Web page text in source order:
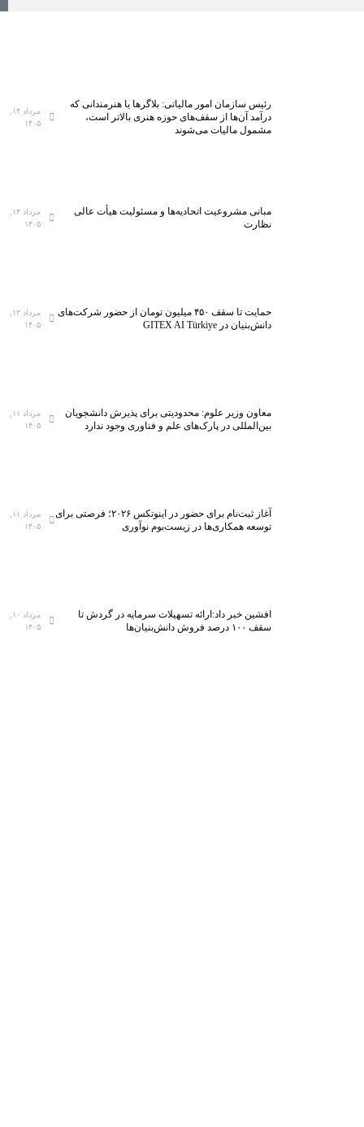
رئیس سازمان امور مالیاتی: بلاگر‌ها یا هنرمندانی که
درآمد آن‌ها از سقف‌های حوزه هنری بالاتر است،
مشمول مالیات می‌شوند
۱۴۰۵
مبانی مشروعیت اتحادیه‌ها و مسئولیت هیأت عالی
نظارت
۱۴۰۵
حمایت تا سقف ۴۵۰ میلیون تومان از حضور شرکت‌های
دانش‌بنیان در GITEX AI Türkiye
۱۴۰۵
معاون وزیر علوم: محدودیتی برای پذیرش دانشجویان
بین‌المللی در پارک‌های علم و فناوری وجود ندارد
۱۴۰۵
آغاز ثبت‌نام برای حضور در اینوتکس ۲۰۲۶؛ فرصتی برای
توسعه همکاری‌ها در زیست‌بوم نوآوری
۱۴۰۵
افشین خبر داد:ارائه تسهیلات سرمایه در گردش تا
سقف ۱۰۰ درصد فروش دانش‌بنیان‌ها
۱۴۰۵